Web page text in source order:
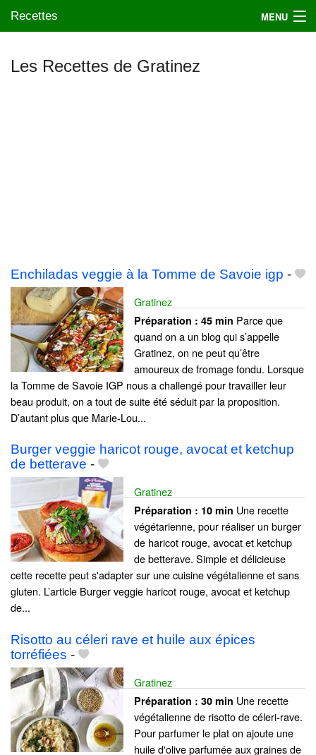
Recettes MENU
Les Recettes de Gratinez
Enchiladas veggie à la Tomme de Savoie igp -
Gratinez
Préparation : 45 min Parce que
quand on a un blog qui s’appelle
Gratinez, on ne peut qu’être
amoureux de fromage fondu. Lorsque
la Tomme de Savoie IGP nous a challengé pour travailler leur
beau produit, on a tout de suite été séduit par la proposition.
D’autant plus que Marie-Lou...
Burger veggie haricot rouge, avocat et ketchup
de betterave -
Gratinez
Préparation : 10 min Une recette
végétarienne, pour réaliser un burger
de haricot rouge, avocat et ketchup
de betterave. Simple et délicieuse
cette recette peut s'adapter sur une cuisine végétalienne et sans
gluten. L’article Burger veggie haricot rouge, avocat et ketchup
de...
Risotto au céleri rave et huile aux épices
torréfiées -
Gratinez
Préparation : 30 min Une recette
végétalienne de risotto de céleri-rave.
Pour parfumer le plat on ajoute une
huile d'olive parfumée aux graines de